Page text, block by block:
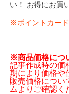
い！ お得にお買
※ポイントカー
※商品価格につ
記事作成時の価
期により価格や
販売価格につい
ムよりご確認く